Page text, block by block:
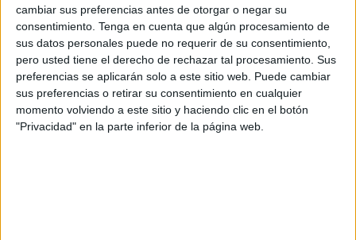
cambiar sus preferencias antes de otorgar o negar su
consentimiento. Tenga en cuenta que algún procesamiento de
sus datos personales puede no requerir de su consentimiento,
pero usted tiene el derecho de rechazar tal procesamiento. Sus
preferencias se aplicarán solo a este sitio web. Puede cambiar
sus preferencias o retirar su consentimiento en cualquier
momento volviendo a este sitio y haciendo clic en el botón
"Privacidad" en la parte inferior de la página web.
clasificándose para los octavos de final las dieciséis
mejores dupletas.
En categoría juvenil las cosas han marchado relativamente
bien ya que el joven equipo formado porMarina Carmona
y Miguel Ortigosa ganaron con claridad el primer
enfrentamiento ante Gerod 18- Santa Margarita El Salobre